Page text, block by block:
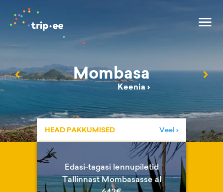
‹ Mombasa
Keenia ›
›
HEAD PAKKUMISED Veel ›
Edasi-tagasi lennupiletid
Tallinnast Mombasasse al